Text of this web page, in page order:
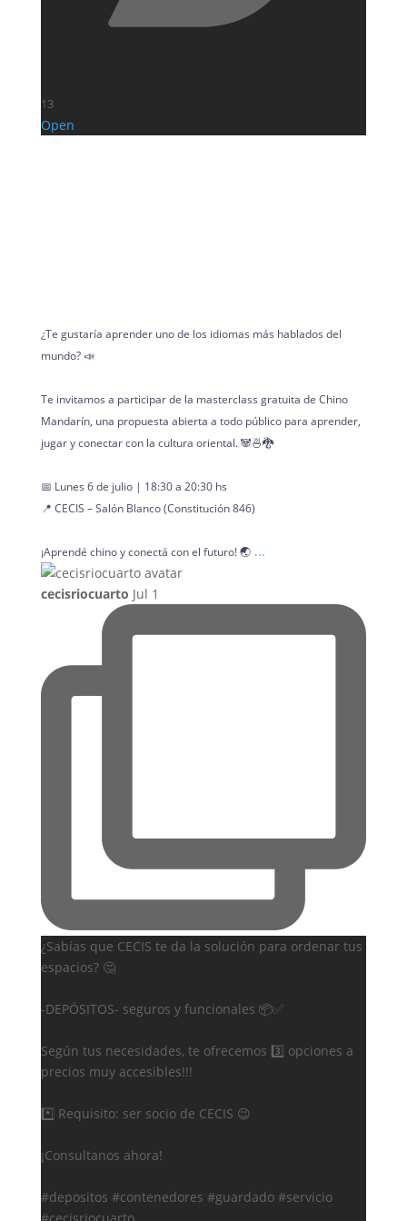
13
Open
¿Te gustaría aprender uno de los idiomas más hablados del
mundo? 📣
Te invitamos a participar de la masterclass gratuita de Chino
Mandarín, una propuesta abierta a todo público para aprender,
jugar y conectar con la cultura oriental. 🐼🍜🐉
📅 Lunes 6 de julio | 18:30 a 20:30 hs
📍 CECIS – Salón Blanco (Constitución 846)
¡Aprendé chino y conectá con el futuro! 🌏 ...
cecisriocuarto Jul 1
¿Sabías que CECIS te da la solución para ordenar tus
espacios? 🤔
-DEPÓSITOS- seguros y funcionales 📦✅
Según tus necesidades, te ofrecemos 3️⃣ opciones a
precios muy accesibles!!!
*️⃣ Requisito: ser socio de CECIS 😉
¡Consultanos ahora!
#depositos #contenedores #guardado #servicio